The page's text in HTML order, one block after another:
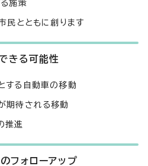
施策
民とともに創ります
きる可能性
する自動車の移動
期待される移動
推進
フォローアップ